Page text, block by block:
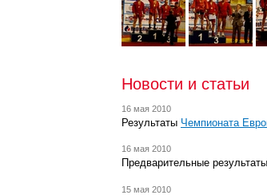
Новости и статьи
16 мая 2010
Результаты Чемпионата
16 мая 2010
Предварительные результаты
15 мая 2010